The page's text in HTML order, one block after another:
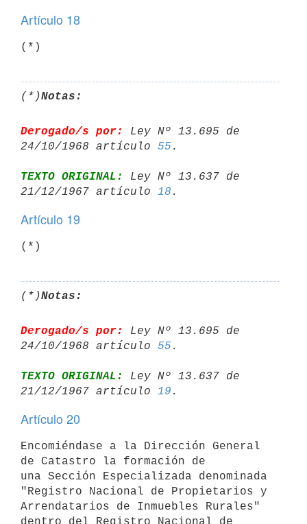
Artículo 18
(*)
(*)Notas:
Derogado/s por:
Ley Nº 13.695 de
24/10/1968 artículo 55
TEXTO ORIGINAL:
Ley Nº 13.637 de
21/12/1967 artículo 18
Artículo 19
(*)
(*)Notas:
Derogado/s por:
Ley Nº 13.695 de
24/10/1968 artículo 55
TEXTO ORIGINAL:
Ley Nº 13.637 de
21/12/1967 artículo 19
Artículo 20
Encomiéndase a la Dirección General
de Catastro la formación de
una Sección Especializada denominada
"Registro Nacional de Propietarios y
Arrendatarios de Inmuebles Rurales"